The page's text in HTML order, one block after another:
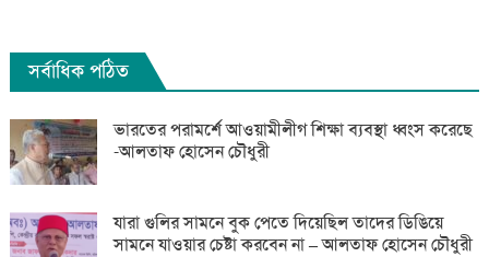
সর্বাধিক পঠিত
ভারতের পরামর্শে আওয়ামীলীগ শিক্ষা ব্যবস্থা ধ্বংস করেছে
-আলতাফ হোসেন চৌধুরী
যারা গুলির সামনে বুক পেতে দিয়েছিল তাদের ডিঙিয়ে
সামনে যাওয়ার চেষ্টা করবেন না – আলতাফ হোসেন চৌধুরী